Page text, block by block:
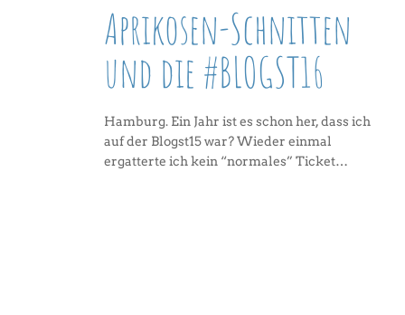
Aprikosen-Schnitten
und die #BLOGST16
Hamburg. Ein Jahr ist es schon her, dass ich
auf der Blogst15 war? Wieder einmal
ergatterte ich kein “normales” Ticket…